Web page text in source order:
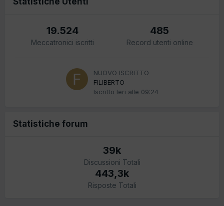
19.524
Meccatronici iscritti
485
Record utenti online
NUOVO ISCRITTO
FILIBERTO
Iscritto Ieri alle 09:24
Statistiche forum
39k
Discussioni Totali
443,3k
Risposte Totali